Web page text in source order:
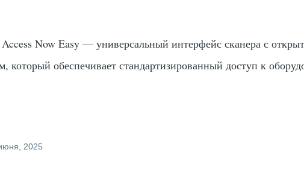
Now Easy — универсальный интерфейс сканера с
который обеспечивает стандартизированный доступ к
2025